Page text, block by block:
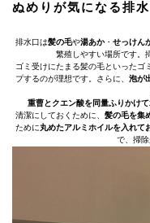
ぬめりが気になる排水
排水口は髪の毛や湯あか ・ せっけん
繁殖しやすい場所です。
ゴミ受けにたまる髪の毛といったゴ
プするのが理想です。さらに、 泡が
重曹とクエン酸を同量ふりかけ
清潔にしておくために、 髪の毛を集
ために丸めたアルミホイルを入れて
で、掃除